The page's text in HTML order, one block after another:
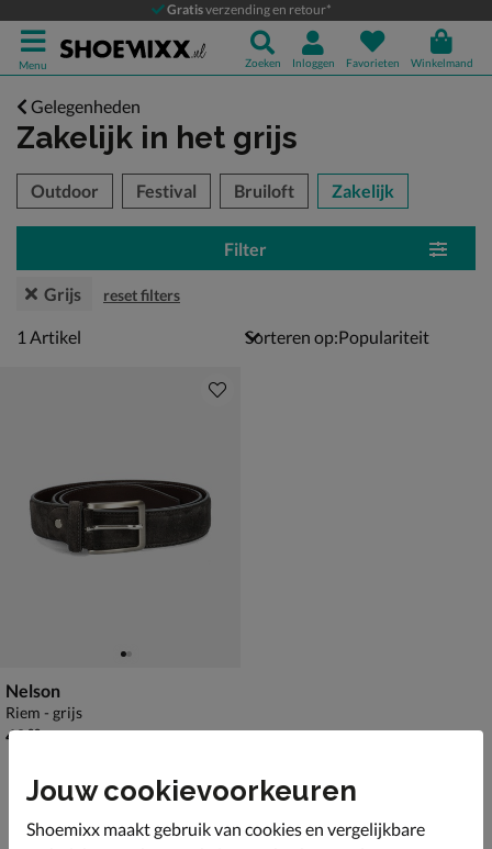
Gratisverzending en retour*
Menu Zoeken Inloggen Favorieten Winkelmand
Gelegenheden
Zakelijk in het grijs
over
Outdoor Festival Bruiloft Zakelijk
Filter
Grijs reset filters
1 artikel
1 Artikel Sorteren op:
Nelson
Riem - grijs
€ 49,99
49,99
Jouw cookievoorkeuren
Shoemixx maakt gebruik van cookies en vergelijkbare